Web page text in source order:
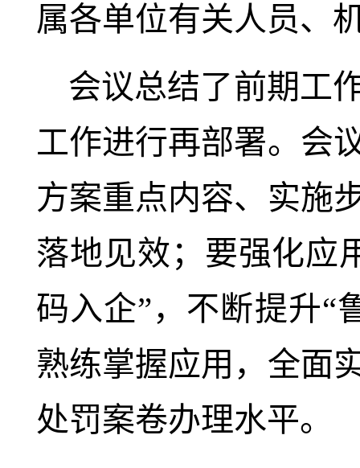
属各单位有关人员、
会议总结了前期工
工作进行再部署。会
方案重点内容、实施
落地见效；要强化应
码入企”，不断提升“
熟练掌握应用，全面
处罚案卷办理水平。